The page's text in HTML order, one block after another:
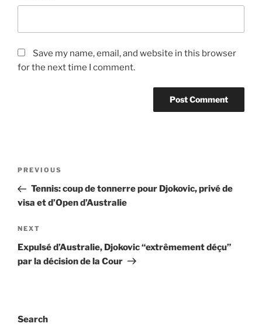
Save my name, email, and website in this browser
for the next time I comment.
Previous
Post
PREVIOUS
Tennis: coup de tonnerre pour Djokovic, privé de
visa et d’Open d’Australie
Next
Post
NEXT
Expulsé d’Australie, Djokovic “extrêmement déçu”
par la décision de la Cour
Search